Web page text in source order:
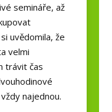
semináře, až
uvědomila, že
velmi
trávit čas
najednou.